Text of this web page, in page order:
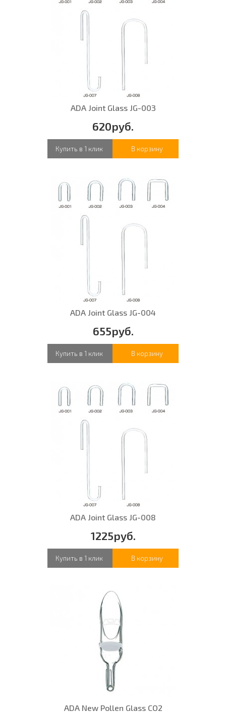
ADA Joint Glass JG-003
620руб.
Купить в 1 клик В корзину
ADA Joint Glass JG-004
655руб.
Купить в 1 клик В корзину
ADA Joint Glass JG-008
1225руб.
Купить в 1 клик В корзину
ADA New Pollen Glass CO2